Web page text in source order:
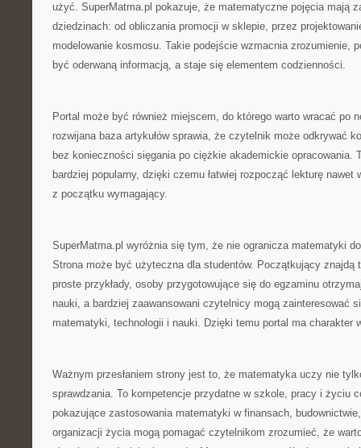
użyć. SuperMatma.pl pokazuje, że matematyczne pojęcia mają
dziedzinach: od obliczania promocji w sklepie, przez
modelowanie kosmosu. Takie podejście wzmacnia zrozumienie,
być oderwaną informacją, a staje się elementem codzienności.
Portal może być również miejscem, do którego warto wracać po
rozwijana baza artykułów sprawia, że czytelnik może odkrywać
bez konieczności sięgania po ciężkie akademickie opracowania.
bardziej popularny, dzięki czemu łatwiej rozpocząć lekturę nawet
z początku wymagający.
SuperMatma.pl wyróżnia się tym, że nie ogranicza matematyki
Strona może być użyteczna dla studentów. Początkujący znajdą
proste przykłady, osoby przygotowujące się do egzaminu
nauki, a bardziej zaawansowani czytelnicy mogą zainteresować
matematyki, technologii i nauki. Dzięki temu portal ma charakter
Ważnym przesłaniem strony jest to, że matematyka uczy nie
sprawdzania. To kompetencje przydatne w szkole, pracy i życiu
pokazujące zastosowania matematyki w finansach,
organizacji życia mogą pomagać czytelnikom zrozumieć, że